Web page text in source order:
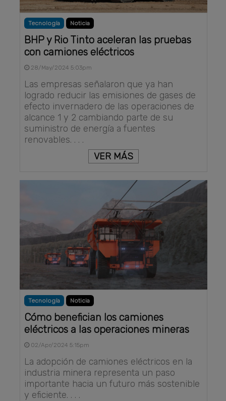
Tecnología Noticia
BHP y Rio Tinto aceleran las pruebas
con camiones eléctricos
28/May/2024 5:03pm
Las empresas señalaron que ya han
logrado reducir las emisiones de gases de
efecto invernadero de las operaciones de
alcance 1 y 2 cambiando parte de su
suministro de energía a fuentes
renovables. . . .
VER MÁS
Tecnología Noticia
Cómo benefician los camiones
eléctricos a las operaciones mineras
02/Apr/2024 5:15pm
La adopción de camiones eléctricos en la
industria minera representa un paso
importante hacia un futuro más sostenible
y eficiente. . . .